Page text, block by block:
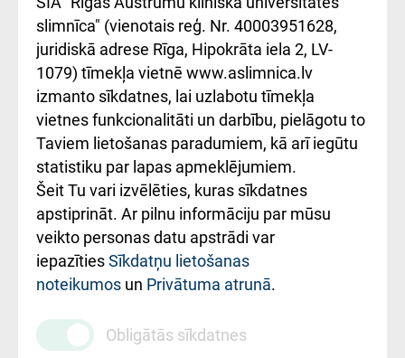
iesniegšanas
kārtība
Kā pie mums nokļūt
Rēķinu apmaksas
ceļvedis
Rekvizīti un
ārstniecības
iestādes kods
010000234
Maksas
лікарні та співпраця з
Україною
slimnīca" (vienotais reģ. Nr. 40003951628,
juridiskā adrese Rīga, Hipokrāta iela 2, LV-
1079) tīmekļa vietnē www.aslimnica.lv
izmanto sīkdatnes, lai uzlabotu tīmekļa
vietnes funkcionalitāti un darbību, pielāgotu to
Taviem lietošanas paradumiem, kā arī iegūtu
statistiku par lapas apmeklējumiem.
Šeit Tu vari izvēlēties, kuras sīkdatnes
apstiprināt. Ar pilnu informāciju par mūsu
veikto personas datu apstrādi var
iepazītiesSīkdatņu lietošanas
noteikumos un Privātuma atrunā.
Obligātās sīkdatnes